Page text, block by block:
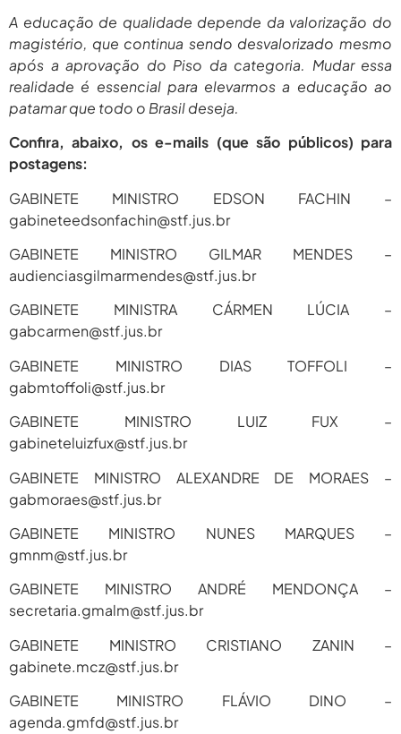
A educação de qualidade depende da valorização do
magistério, que continua sendo desvalorizado mesmo
após a aprovação do Piso da categoria. Mudar essa
realidade é essencial para elevarmos a educação ao
patamar que todo o Brasil deseja.
Confira, abaixo, os e-mails (que são públicos) para
postagens:
GABINETE MINISTRO EDSON FACHIN –
gabineteedsonfachin@stf.jus.br
GABINETE MINISTRO GILMAR MENDES –
audienciasgilmarmendes@stf.jus.br
GABINETE MINISTRA CÁRMEN LÚCIA –
gabcarmen@stf.jus.br
GABINETE MINISTRO DIAS TOFFOLI –
gabmtoffoli@stf.jus.br
GABINETE MINISTRO LUIZ FUX –
gabineteluizfux@stf.jus.br
GABINETE MINISTRO ALEXANDRE DE MORAES –
gabmoraes@stf.jus.br
GABINETE MINISTRO NUNES MARQUES –
gmnm@stf.jus.br
GABINETE MINISTRO ANDRÉ MENDONÇA –
secretaria.gmalm@stf.jus.br
GABINETE MINISTRO CRISTIANO ZANIN –
gabinete.mcz@stf.jus.br
GABINETE MINISTRO FLÁVIO DINO –
agenda.gmfd@stf.jus.br